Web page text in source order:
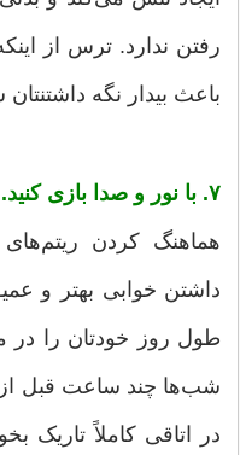
رفتن ندارد. ترس از
باعث بیدار نگه
۷. با نور و صدا بازی کنید.
هماهنگ کردن
داشتن خوابی بهتر و
طول روز خودتان را در
شب‌ها چند ساعت قبل از
در اتاقی کاملاً تاریک